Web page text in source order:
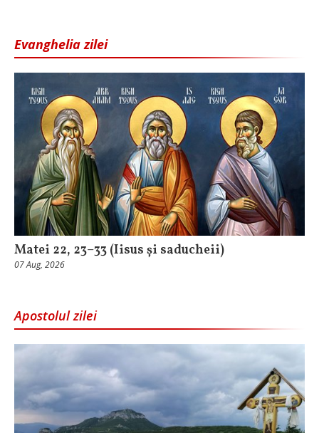
Evanghelia zilei
Matei 22, 23–33 (Iisus și saducheii)
07 Aug, 2026
Apostolul zilei